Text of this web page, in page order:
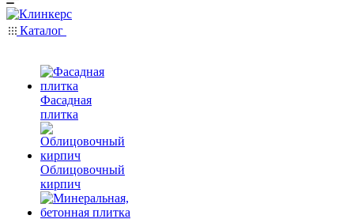
Каталог
Фасадная
плитка
Облицовочный
кирпич